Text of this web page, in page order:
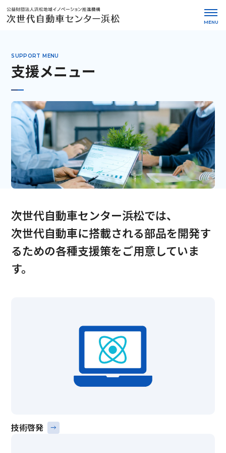
MENU
SUPPORT MENU
支援メニュー
次世代自動車センター浜松では、
次世代自動車に搭載される部品を開発す
るための各種支援策をご用意していま
す。
技術啓発